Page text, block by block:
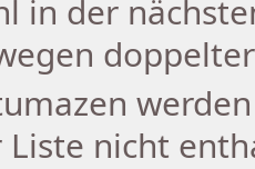
in der
nicht